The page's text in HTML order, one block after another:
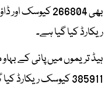
ریکارڈ کیا گیا ہے۔
385911 کیوسک